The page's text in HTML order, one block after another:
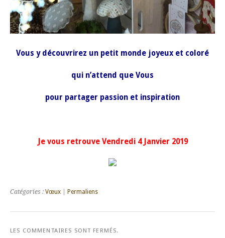
Vous y découvrirez un petit monde joyeux et coloré
qui n’attend que Vous
pour partager passion et inspiration
Je vous retrouve Vendredi 4 Janvier 2019
Catégories : Vœux Permaliens
LES COMMENTAIRES SONT FERMÉS.